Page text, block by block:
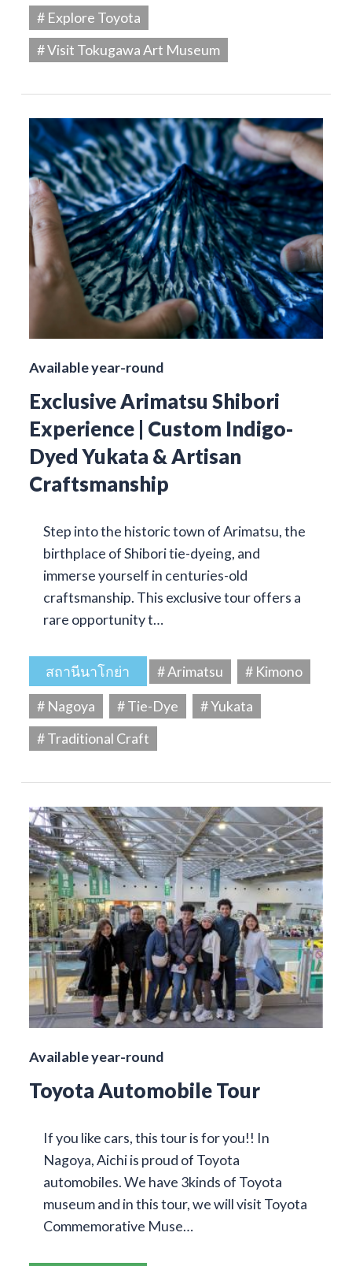
# Explore Toyota
# Visit Tokugawa Art Museum
Available year-round
Exclusive Arimatsu Shibori
Experience | Custom Indigo-
Dyed Yukata & Artisan
Craftsmanship
Step into the historic town of Arimatsu, the
birthplace of Shibori tie-dyeing, and
immerse yourself in centuries-old
craftsmanship. This exclusive tour offers a
rare opportunity t…
สถานีนาโกย่า # Arimatsu
# Kimono
# Nagoya
# Tie-Dye
# Yukata
# Traditional Craft
Available year-round
Toyota Automobile Tour
If you like cars, this tour is for you!! In
Nagoya, Aichi is proud of Toyota
automobiles. We have 3kinds of Toyota
museum and in this tour, we will visit Toyota
Commemorative Muse…